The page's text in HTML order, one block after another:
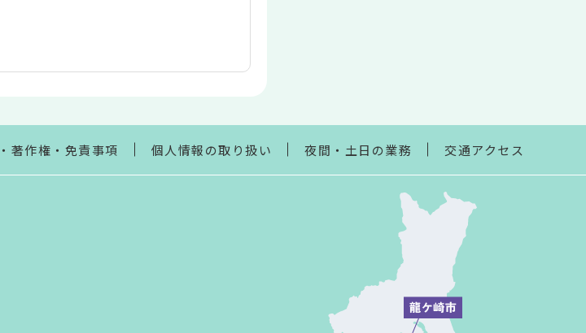
著作権・免責事項 個人情報の取り扱い 夜間・土日の業務 交通アクセス